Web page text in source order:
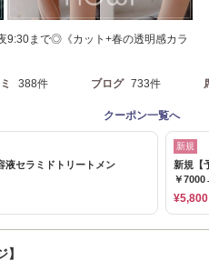
9:30まで◎《カット+春の透明感カラ
388件 ブログ 733件
クーポン一覧へ
セラミドトリートメン
新規
新規【
￥
¥5,800